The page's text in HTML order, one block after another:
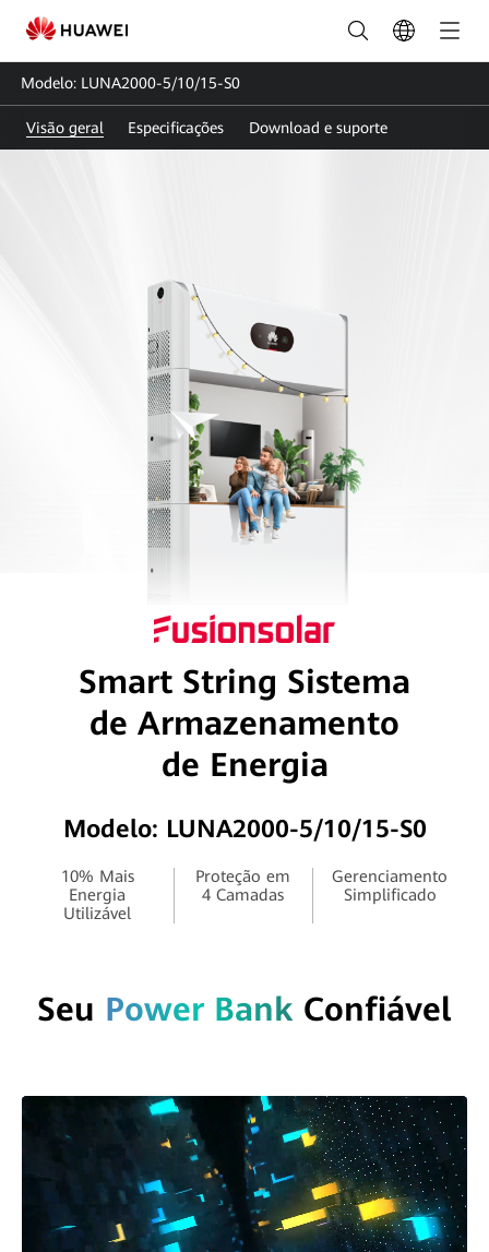
Sistema
de
Armazenamento
de
FusionSolar
Modelo: LUNA2000-5/10/15-S0
Visão geral Especificações Download e suporte
Smart String Sistema
de Armazenamento
de Energia
Modelo: LUNA2000-5/10/15-S0
10% Mais
Energia
Utilizável
Proteção em
4 Camadas
Gerenciamento
Simplificado
Seu Power BankConfiável